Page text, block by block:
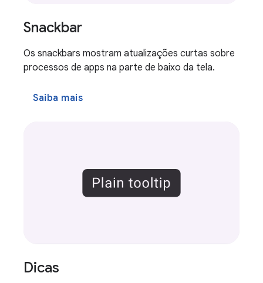
Snackbar
Os snackbars mostram atualizações curtas sobre
processos de apps na parte de baixo da tela.
Saiba mais
Dicas